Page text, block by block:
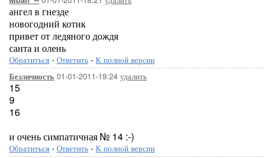
ангел в гнезде
новогодний котик
привет от ледяного дождя
санта и олень
Обратиться - Ответить - К полной версии
Безличность 01-01-2011-19:24 удалить
15
9
16
и очень симпатичная № 14 :-)
Обратиться - Ответить - К полной версии